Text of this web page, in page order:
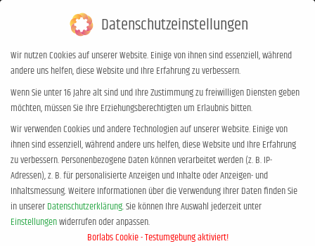
0,00€
Kategorie-Archive:Presse
Sie befinden sich hier:
Start Kategorie "Presse"
Datenschutzeinstellungen
Wir nutzen Cookies auf unserer Website. Einige von ihnen sind essenziell, während
andere uns helfen, diese Website und Ihre Erfahrung zu verbessern.
Wenn Sie unter 16 Jahre alt sind und Ihre Zustimmung zu freiwilligen Diensten geben
möchten, müssen Sie Ihre Erziehungsberechtigten um Erlaubnis bitten.
Wir verwenden Cookies und andere Technologien auf unserer Website. Einige von
ihnen sind essenziell, während andere uns helfen, diese Website und Ihre Erfahrung
zu verbessern.Personenbezogene Daten können verarbeitet werden (z. B. IP-
Adressen), z. B. für personalisierte Anzeigen und Inhalte oder Anzeigen- und
Inhaltsmessung.Weitere Informationen über die Verwendung Ihrer Daten finden Sie
in unsererDatenschutzerklärung.Sie können Ihre Auswahl jederzeit unter
Einstellungenwiderrufen oder anpassen.
Borlabs Cookie - Testumgebung aktiviert!